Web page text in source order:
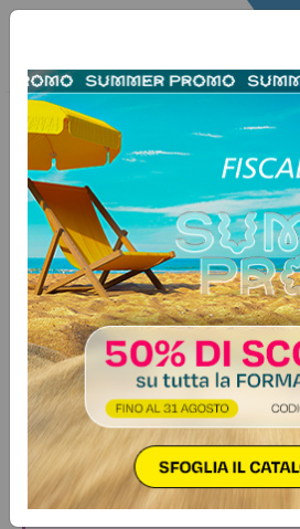
Home Fisco Area Legale Fiscal
8 giugno 2017
Categorie: Accertamento e riscossione >
La contabilità “in
Giustizia e sentenze
In tema di accertamento tributario
foglio di calcolo
dell’amministratore è sufficiente
maggiori ricavi alla società. È
recentissima ordinanza della
ribadisce il principio di…